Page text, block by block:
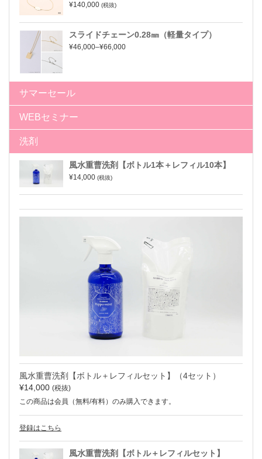
¥140,000 (税抜)
スライドチェーン0.28㎜（軽量タイプ）
¥46,000–¥66,000
サマーセール
WEBセミナー
洗剤
風水重曹洗剤【ボトル1本＋レフィル10本】
¥14,000 (税抜)
風水重曹洗剤【ボトル＋レフィルセット】（4セット）
¥14,000 (税抜)
この商品は会員（無料/有料）のみ購入できます。
登録はこちら
風水重曹洗剤【ボトル＋レフィルセット】